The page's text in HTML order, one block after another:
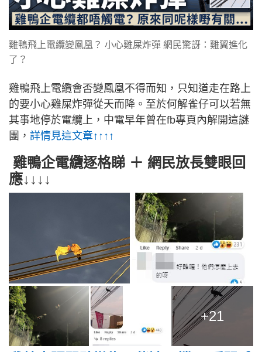
雞鴨飛上電纜變鳳凰？ 小心雞屎炸彈 網民驚訝：雞翼進化
了？
雞鴨飛上電纜會否變鳳凰不得而知，只知道走在路上
的要小心雞屎炸彈從天而降。至於何解雀仔可以若無
其事地停於電纜上，中電早年曾在fb專頁內解開這謎
團， 詳情見這文章↑↑↑↑
雞鴨企電纜逐格睇 ＋ 網民放長雙眼回
應↓↓↓↓
+21